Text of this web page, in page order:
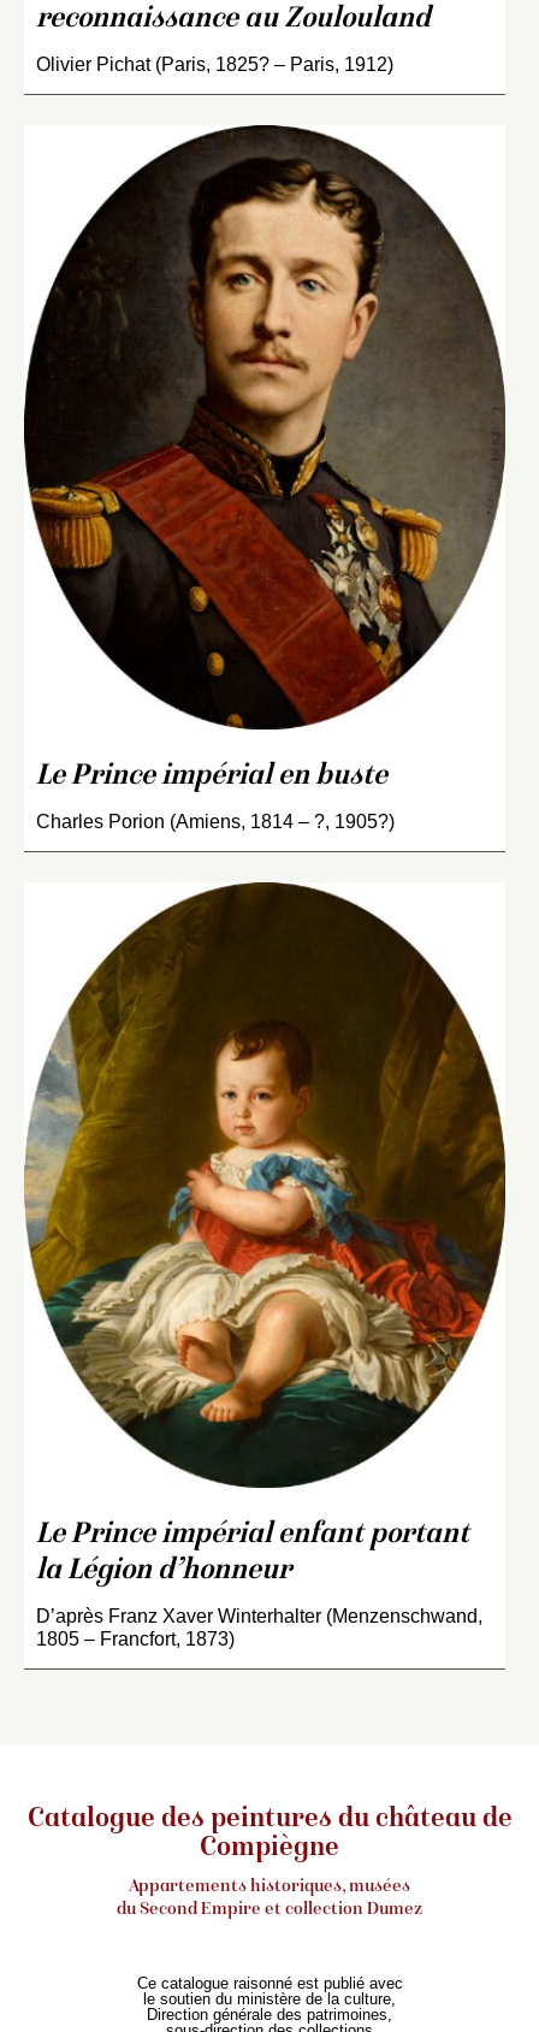
reconnaissance au Zoulouland
Olivier Pichat (Paris, 1825? – Paris, 1912)
Le Prince impérial en buste
Charles Porion (Amiens, 1814 – ?, 1905?)
Le Prince impérial enfant portant
la Légion d’honneur
D’après Franz Xaver Winterhalter (Menzenschwand,
1805 – Francfort, 1873)
Catalogue des peintures du château de
Compiègne
Appartements historiques, musées
du Second Empire et collection Dumez
Ce catalogue raisonné est publié avec
le soutien du ministère de la culture,
Direction générale des patrimoines,